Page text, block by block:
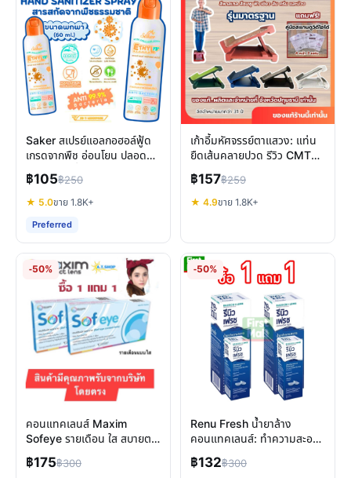
Saker สเปรย์แอลกอฮอล์ฟู้ด
เกรดจากพืช อ่อนโยน ปลอดภัย
มาตรฐานญี่ปุ่น
฿105฿250
★ 5.0ขาย 1.8K+
Preferred
เก้าอี้มหัศจรรย์ตาแสวง: แท่น
ยืดเส้นคลายปวด รีวิว CMTS
ของแท้
฿157฿259
★ 4.9ขาย 1.8K+
-50%
คอนแทคเลนส์ Maxim
Sofeye รายเดือน ใส สบายตา
ปกป้อง UV แสงสีฟ้า
฿175฿300
-50%
Renu Fresh น้ำยาล้าง
คอนแทคเลนส์: ทำความสะอาด
ล้ำลึก สบายตาเหมือนใหม่
฿132฿300